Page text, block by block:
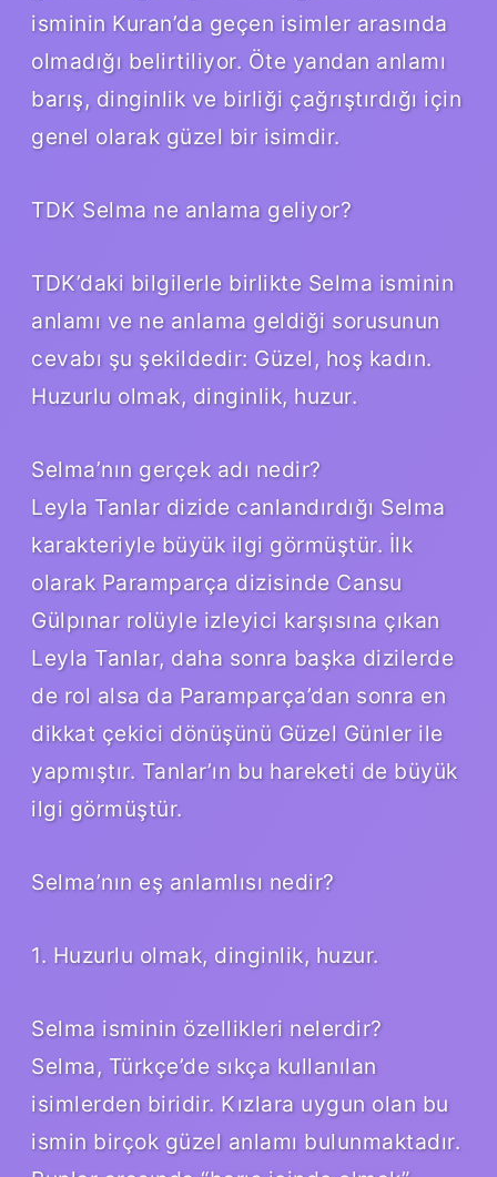
isminin Kuran’da geçen isimler arasında
olmadığı belirtiliyor. Öte yandan anlamı
barış, dinginlik ve birliği çağrıştırdığı için
genel olarak güzel bir isimdir.
TDK Selma ne anlama geliyor?
TDK’daki bilgilerle birlikte Selma isminin
anlamı ve ne anlama geldiği sorusunun
cevabı şu şekildedir: Güzel, hoş kadın.
Huzurlu olmak, dinginlik, huzur.
Selma’nın gerçek adı nedir?
Leyla Tanlar dizide canlandırdığı Selma
karakteriyle büyük ilgi görmüştür. İlk
olarak Paramparça dizisinde Cansu
Gülpınar rolüyle izleyici karşısına çıkan
Leyla Tanlar, daha sonra başka dizilerde
de rol alsa da Paramparça’dan sonra en
dikkat çekici dönüşünü Güzel Günler ile
yapmıştır. Tanlar’ın bu hareketi de büyük
ilgi görmüştür.
Selma’nın eş anlamlısı nedir?
1. Huzurlu olmak, dinginlik, huzur.
Selma isminin özellikleri nelerdir?
Selma, Türkçe’de sıkça kullanılan
isimlerden biridir. Kızlara uygun olan bu
ismin birçok güzel anlamı bulunmaktadır.